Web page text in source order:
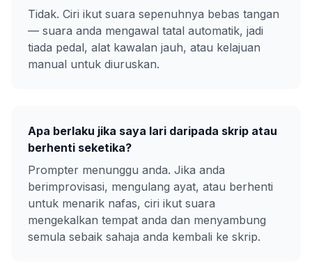
Tidak. Ciri ikut suara sepenuhnya bebas tangan
— suara anda mengawal tatal automatik, jadi
tiada pedal, alat kawalan jauh, atau kelajuan
manual untuk diuruskan.
Apa berlaku jika saya lari daripada skrip atau
berhenti seketika?
Prompter menunggu anda. Jika anda
berimprovisasi, mengulang ayat, atau berhenti
untuk menarik nafas, ciri ikut suara
mengekalkan tempat anda dan menyambung
semula sebaik sahaja anda kembali ke skrip.